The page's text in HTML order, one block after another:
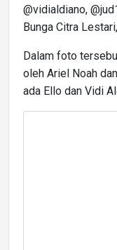
@vidialdiano,
Bunga Citra
Dalam foto
oleh Ariel Noah
ada Ello dan Vidi